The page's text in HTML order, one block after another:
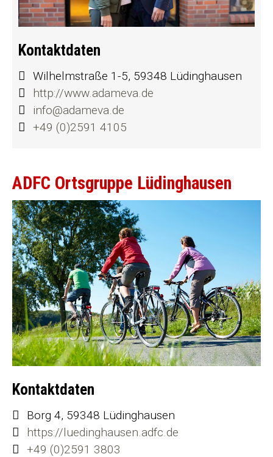
Kontaktdaten
Wilhelmstraße 1-5, 59348 Lüdinghausen
http://www.adameva.de
info@adameva.de
+49 (0)2591 4105
ADFC Ortsgruppe Lüdinghausen
Kontaktdaten
Borg 4, 59348 Lüdinghausen
https://luedinghausen.adfc.de
+49 (0)2591 3803